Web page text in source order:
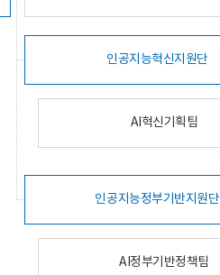
인공지능혁신지원단
AI혁신기획팀
인공지능정부기반지원단
AI정부기반정책팀